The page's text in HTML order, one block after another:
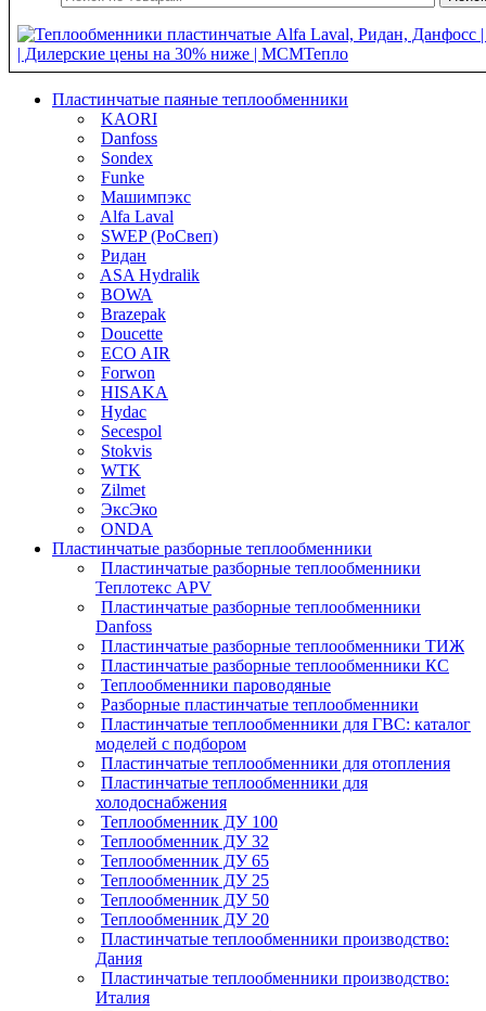
Пластинчатые паяные теплообменники
KAORI
Danfoss
Sondex
Funke
Машимпэкс
Alfa Laval
SWEP (РоСвеп)
Ридан
ASA Hydralik
BOWA
Brazepak
Doucette
ECO AIR
Forwon
HISAKA
Hydac
Secespol
Stokvis
WTK
Zilmet
ЭксЭко
ONDA
Пластинчатые разборные теплообменники
Пластинчатые разборные теплообменники
Теплотекс APV
Пластинчатые разборные теплообменники
Danfoss
Пластинчатые разборные теплообменники ТИЖ
Пластинчатые разборные теплообменники КC
Теплообменники пароводяные
Разборные пластинчатые теплообменники
Пластинчатые теплообменники для ГВС: каталог
моделей с подбором
Пластинчатые теплообменники для отопления
Пластинчатые теплообменники для
холодоснабжения
Теплообменник ДУ 100
Теплообменник ДУ 32
Теплообменник ДУ 65
Теплообменник ДУ 25
Теплообменник ДУ 50
Теплообменник ДУ 20
Пластинчатые теплообменники производство:
Дания
Пластинчатые теплообменники производство:
Италия